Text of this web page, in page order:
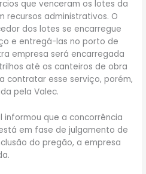
que venceram os lotes da
recursos administrativos. O
dos lotes se encarregue
e entregá-las no porto de
empresa será encarregada
até os canteiros de obra
contratar esse serviço, porém,
pela Valec.
que a concorrência
em fase de julgamento de
do pregão, a empresa